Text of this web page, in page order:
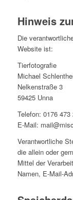
Hinweis
Die
Website ist:
Tierfotografie
Michael
Nelkenstraße 3
59425 Unna
Telefon: 0176 473
E-Mail:
Verantwortliche
die allein oder
Mittel der
Namen, E-Mail-